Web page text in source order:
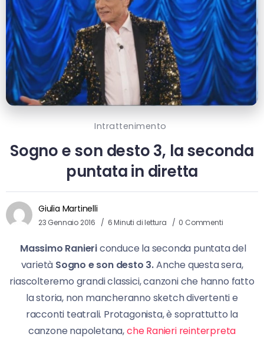
Intrattenimento
Sogno e son desto 3, la seconda
puntata in diretta
Giulia Martinelli
23 Gennaio 2016 6 Minuti di lettura 0 Commenti
Massimo Raniericonduce la seconda puntata del
varietà Sogno e son desto 3.Anche questa sera,
riascolteremo grandi classici, canzoni che hanno fatto
la storia, non mancheranno sketch divertenti e
racconti teatrali. Protagonista, è soprattutto la
canzone napoletana,che Ranieri reinterpreta